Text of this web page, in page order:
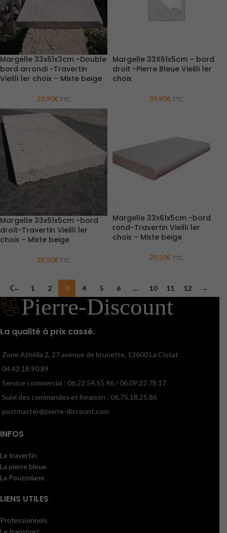
Margelle 33x61x3cm -Double
bord arrondi -Travertin
Vieilli 1er choix – Mixte beige
23,90€ TTC
Margelle 33X61x5cm – bord
droit -Pierre Bleue Vieilli 1er
choix
39,90€ TTC
Margelle 33x61x5cm -bord
droit-Travertin Vieilli 1er
choix – Mixte beige
29,50€ TTC
Margelle 33x61x5cm -bord
rond-Travertin Vieilli 1er
choix – Mixte beige
29,50€ TTC
← 1 2 3 4 5 6 … 10 11 12 →
La qualité à prix cassé.
Zone Athélia 2, 27 avenue de brunette, 13600 La Ciotat
04.42.18.90.89
Service commercial : 06.22.54.55.96 / 06.09.22.78.17
Suivi des commandes et livraison : 06.75.18.25.86
postmaster@pierre-discount.com
INFOS
Le travertin
La pierre bleue
La Pouzzolane
LIENS UTILES
Professionnels